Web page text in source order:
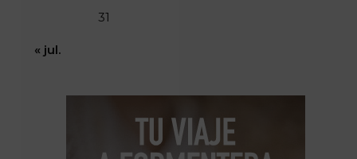
31
« jul.